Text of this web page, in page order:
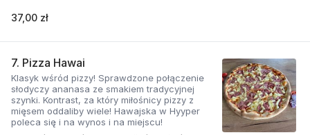
37,00 zł
7. Pizza Hawai
Klasyk wśród pizzy! Sprawdzone połączenie
słodyczy ananasa ze smakiem tradycyjnej
szynki. Kontrast, za który miłośnicy pizzy z
mięsem oddaliby wiele! Hawajska w Hyyper
poleca się i na wynos i na miejscu!